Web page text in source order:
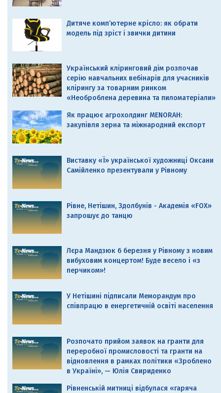
Дитяче комп’ютерне крісло: як обрати
модель під зріст і звички дитини
Український кліринговий дім розпочав
серію навчальних вебінарів для учасників
клірингу за товарним ринком
«Необроблена деревина та пиломатеріали»
Як працює агрохолдинг MENORAH:
закупівля зерна та міжнародний експорт
Виставку «Ї» української художниці Оксани
Самійленко презентували у Рівному
Рівне, Нетішин, Здолбунів - Академія «FOX»
запрошує до танцю
Лєра Мандзюк 6 березня у Рівному з новим
вибуховим концертом! Буде весело і «з
перчиком»!
У Нетішині підписали Меморандум про
співпрацю в енергетичній освіті населення
Розпочато прийом заявок на гранти для
переробної промисловості та гранти на
відновлення в рамках політики «Зроблено
в Україні», — Юлія Свириденко
Рівненській митниці відбулася «гаряча